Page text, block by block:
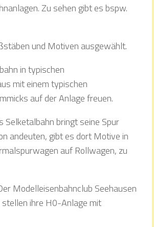
Zu sehen gibt es bspw.
und Motiven ausgewählt.
in typischen
mit einem typischen
auf der Anlage freuen.
bringt seine Spur
andeuten, gibt es dort Motive in
auf Rollwagen, zu
Modelleisenbahnclub Seehausen
stellen ihre H0-Anlage mit